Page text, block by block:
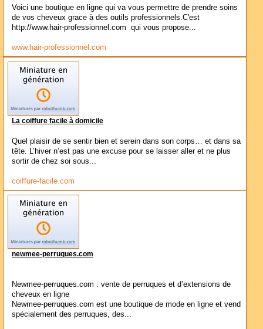
Voici une boutique en ligne qui va vous permettre de prendre soins
de vos cheveux grace à des outils professionnels.C'est
http://www.hair-professionnel.com qui vous propose...
www.hair-professionnel.com
La coiffure facile à domicile
Quel plaisir de se sentir bien et serein dans son corps… et dans sa
tête. L’hiver n’est pas une excuse pour se laisser aller et ne plus
sortir de chez soi sous...
coiffure-facile.com
newmee-perruques.com
Newmee-perruques.com : vente de perruques et d’extensions de
cheveux en ligne
Newmee-perruques.com est une boutique de mode en ligne et vend
spécialement des perruques, des...